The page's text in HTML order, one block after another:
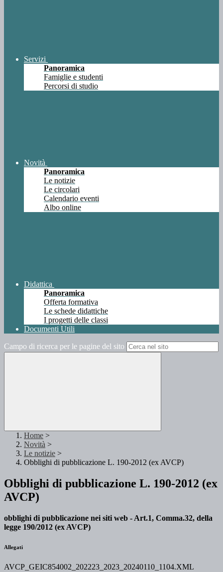
Servizi
Panoramica
Famiglie e studenti
Percorsi di studio
Novità
Panoramica
Le notizie
Le circolari
Calendario eventi
Albo online
Didattica
Panoramica
Offerta formativa
Le schede didattiche
I progetti delle classi
Documenti Utili
Campo di ricerca per le pagine del sito
Home >
Novità >
Le notizie >
Obblighi di pubblicazione L. 190-2012 (ex AVCP)
Obblighi di pubblicazione L. 190-2012 (ex
AVCP)
obblighi di pubblicazione nei siti web - Art.1, Comma.32, della
legge 190/2012 (ex AVCP)
Allegati
AVCP_GEIC854002_202223_2023_20240110_1104.XML